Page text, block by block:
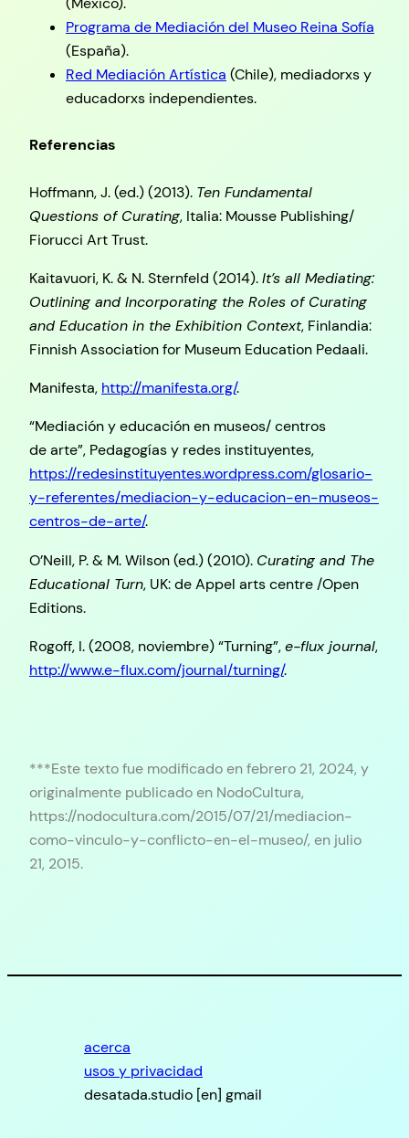
Programa de Mediación del Museo Reina Sofía
(España).
Red Mediación Artística (Chile), mediadorxs y
educadorxs independientes.
Referencias
Hoffmann, J. (ed.) (2013). Ten Fundamental
Questions of Curating, Italia: Mousse Publishing/
Fiorucci Art Trust.
Kaitavuori, K. & N. Sternfeld (2014).It’s all Mediating:
Outlining and Incorporating the Roles of Curating
and Education in the Exhibition Context, Finlandia:
Finnish Association for Museum Education Pedaali.
Manifesta, http://manifesta.org/.
“Mediación y educación en museos/ centros
de arte”, Pedagogías y redes instituyentes,
https://redesinstituyentes.wordpress.com/glosario-
y-referentes/mediacion-y-educacion-en-museos-
centros-de-arte/.
O’Neill, P. & M. Wilson (ed.) (2010). Curating and The
Educational Turn, UK: de Appel arts centre /Open
Editions.
Rogoff, I. (2008, noviembre) “Turning”,e-flux journal,
http://www.e-flux.com/journal/turning/.
***Este texto fue modificado en febrero 21, 2024, y
originalmente publicado en NodoCultura,
https://nodocultura.com/2015/07/21/mediacion-
como-vinculo-y-conflicto-en-el-museo/, en julio
21, 2015.
acerca
usos y privacidad
desatada.studio [en] gmail